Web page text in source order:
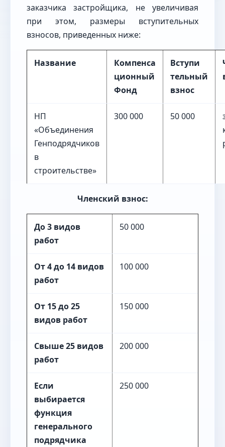
заказчика застройщика, не увеличивая
при этом, размеры вступительных
взносов, приведенных ниже:
Название
Компенса
ционный
Фонд
Вступи
тельный
взнос
НП
«Объединения
Генподрядчиков
в
строительстве»
300 000 50 000
Членский взнос:
До 3 видов
работ
50 000
От 4 до 14 видов
работ
100 000
От 15 до 25
видов работ
150 000
Свыше 25 видов
работ
200 000
Если
выбирается
функция
генерального
подрядчика
250 000